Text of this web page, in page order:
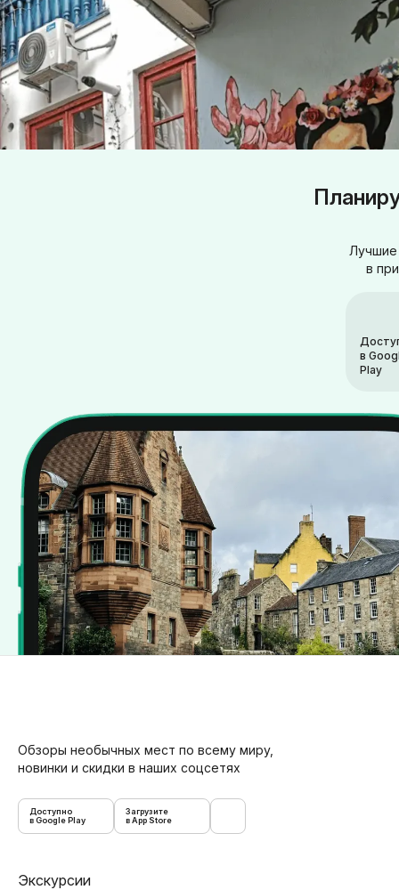
в
в
Play
Обзоры необычных мест по всему миру,
новинки и скидки в наших соцсетях
Доступно
в Google Play
Загрузите
в App Store
Экскурсии